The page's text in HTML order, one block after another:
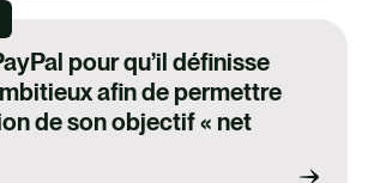
pour qu’il définisse
afin de permettre
de son objectif « net